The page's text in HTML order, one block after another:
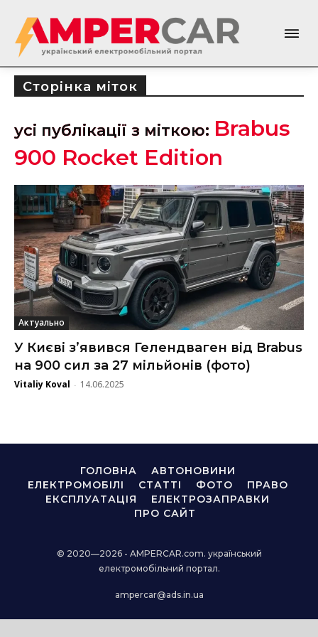
Сторінка міток
усі публікації з міткою: Brabus
900 Rocket Edition
Актуально
У Києві з’явився Гелендваген від Brabus
на 900 сил за 27 мільйонів (фото)
Vitaliy Koval - 14.06.2025
ГОЛОВНА
АВТОНОВИНИ
ЕЛЕКТРОМОБІЛІ
СТАТТІ ФОТО
ПРАВО
ЕКСПЛУАТАЦІЯ
ЕЛЕКТРОЗАПРАВКИ
ПРО САЙТ
© 2020—2026 - AMPERCAR.com. український
електромобільний портал.
ampercar@ads.in.ua